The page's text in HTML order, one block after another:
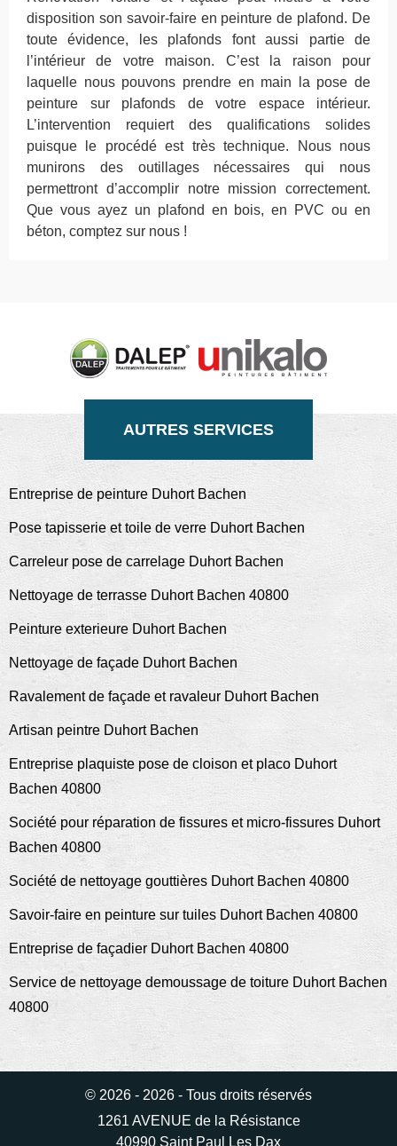
disposition son savoir-faire en peinture de plafond. De
toute évidence, les plafonds font aussi partie de
l’intérieur de votre maison. C’est la raison pour
laquelle nous pouvons prendre en main la pose de
peinture sur plafonds de votre espace intérieur.
L’intervention requiert des qualifications solides
puisque le procédé est très technique. Nous nous
munirons des outillages nécessaires qui nous
permettront d’accomplir notre mission correctement.
Que vous ayez un plafond en bois, en PVC ou en
béton, comptez sur nous !
AUTRES SERVICES
Entreprise de peinture Duhort Bachen
Pose tapisserie et toile de verre Duhort Bachen
Carreleur pose de carrelage Duhort Bachen
Nettoyage de terrasse Duhort Bachen 40800
Peinture exterieure Duhort Bachen
Nettoyage de façade Duhort Bachen
Ravalement de façade et ravaleur Duhort Bachen
Artisan peintre Duhort Bachen
Entreprise plaquiste pose de cloison et placo Duhort
Bachen 40800
Société pour réparation de fissures et micro-fissures Duhort
Bachen 40800
Société de nettoyage gouttières Duhort Bachen 40800
Savoir-faire en peinture sur tuiles Duhort Bachen 40800
Entreprise de façadier Duhort Bachen 40800
Service de nettoyage demoussage de toiture Duhort Bachen
40800
© 2026 - 2026 - Tous droits réservés
1261 AVENUE de la Résistance
40990 Saint Paul Les Dax